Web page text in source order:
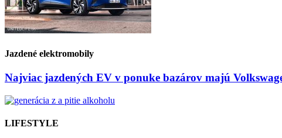
Jazdené elektromobily
Najviac jazdených EV v ponuke bazárov majú
LIFESTYLE